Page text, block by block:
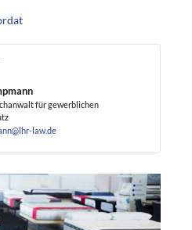
für gewerblichen
law.de